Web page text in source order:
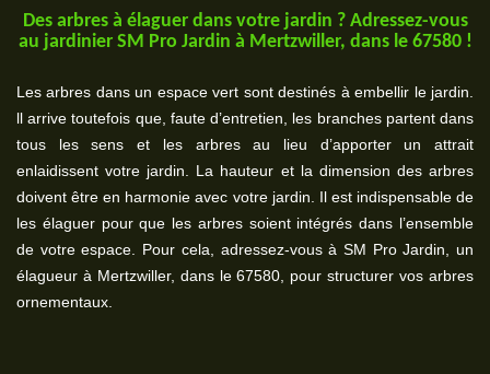
Des arbres à élaguer dans votre jardin ? Adressez-vous
au jardinier SM Pro Jardin à Mertzwiller, dans le 67580 !
Les arbres dans un espace vert sont destinés à embellir le jardin.
ll arrive toutefois que, faute d’entretien, les branches partent dans
tous les sens et les arbres au lieu d’apporter un attrait
enlaidissent votre jardin. La hauteur et la dimension des arbres
doivent être en harmonie avec votre jardin. Il est indispensable de
les élaguer pour que les arbres soient intégrés dans l’ensemble
de votre espace. Pour cela, adressez-vous à SM Pro Jardin, un
élagueur à Mertzwiller, dans le 67580, pour structurer vos arbres
ornementaux.